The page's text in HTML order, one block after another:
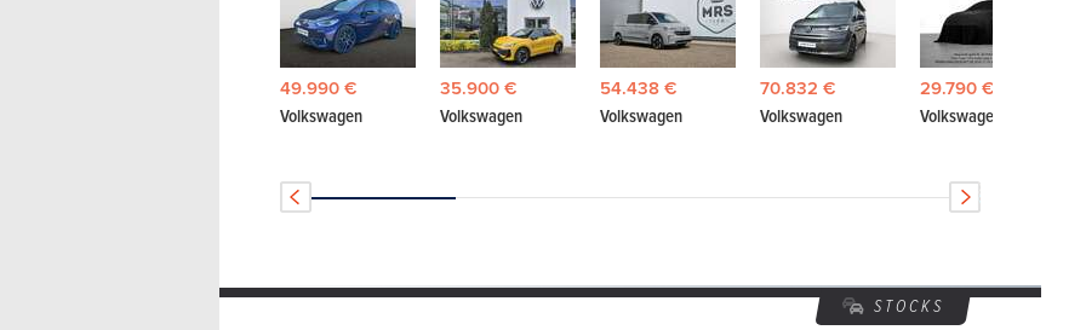
49.990 €
Volkswagen
35.900 €
Volkswagen
54.438 €
Volkswagen
70.832 €
Volkswagen
29.790 €
Volkswagen
STOCKS